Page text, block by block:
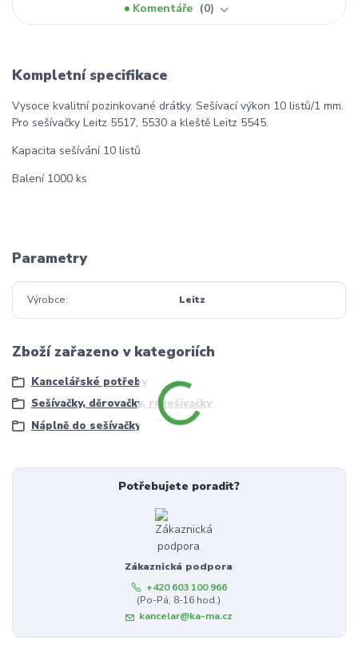
Komentáře
0
Kompletní specifikace
Vysoce kvalitní pozinkované drátky. Sešívací výkon 10 listů/1 mm.
Pro sešívačky Leitz 5517, 5530 a kleště Leitz 5545.
Kapacita sešívání 10 listů
Balení 1000 ks
Parametry
Výrobce Leitz
Zboží zařazeno v kategoriích
Kancelářské potřeby
Sešívačky, děrovačky, rozešívačky
Náplně do sešívačky
Potřebujete poradit?
Zákaznická podpora
+420 603 100 966
(Po-Pá, 8-16 hod.)
kancelar@ka-ma.cz